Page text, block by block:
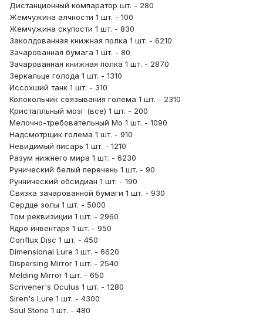
Дистанционный компаратор шт. - 280
Жемчужина алчности 1 шт. - 100
Жемчужина скупости 1 шт. - 830
Заколдованная книжная полка 1 шт. - 6210
Зачарованная бумага 1 шт. - 80
Зачарованная книжная полка 1 шт. - 2870
Зеркальце голода 1 шт. - 1310
Иссохший танк 1 шт. - 310
Колокольчик связывания голема 1 шт. - 2310
Кристалльный мозг (все) 1 шт. - 200
Мелочно-требовательный Мо 1 шт. - 1090
Надсмотрщик голема 1 шт. - 910
Невидимый писарь 1 шт. - 1210
Разум нижнего мира 1 шт. - 6230
Рунический белый перечень 1 шт. - 90
Руннический обсидиан 1 шт. - 190
Связка зачарованной бумаги 1 шт. - 930
Сердце золы 1 шт. - 5000
Том реквизиции 1 шт. - 2960
Ядро инвентаря 1 шт. - 950
Conflux Disc 1 шт. - 450
Dimensional Lure 1 шт. - 6620
Dispersing Mirror 1 шт. - 2540
Melding Mirror 1 шт. - 650
Scrivener's Oculus 1 шт. - 1280
Siren's Lure 1 шт. - 4300
Soul Stone 1 шт. - 480